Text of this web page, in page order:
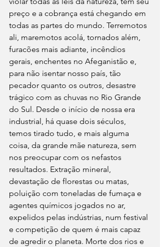
preço e a cobrança está chegando em
todas as partes do mundo. Terremotos
ali, maremotos acolá, tornados além,
furacões mais adiante, incêndios
gerais, enchentes no Afeganistão e,
para não isentar nosso país, tão
pecador quanto os outros, desastre
trágico com as chuvas no Rio Grande
do Sul. Desde o início de nossa era
industrial, há quase dois séculos,
temos tirado tudo, e mais alguma
coisa, da grande mãe natureza, sem
nos preocupar com os nefastos
resultados. Extração mineral,
devastação de florestas ou matas,
poluição com toneladas de fumaça e
agentes químicos jogados no ar,
expelidos pelas indústrias, num festival
e competição de quem é mais capaz
de agredir o planeta. Morte dos rios e